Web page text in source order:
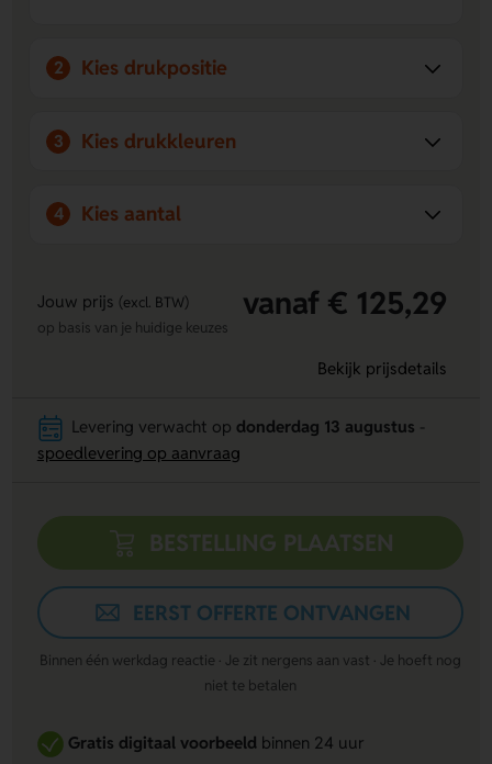
2 Kies drukpositie
3 Kies drukkleuren
4 Kies aantal
Jouw prijs (excl. BTW) vanaf € 125,29
op basis van je huidige keuzes
Bekijk prijsdetails
Levering verwacht op donderdag 13 augustus
spoedlevering op aanvraag
BESTELLING PLAATSEN
EERST OFFERTE ONTVANGEN
Binnen één werkdag reactie · Je zit nergens aan vast · Je hoeft nog
niet te betalen
Gratis digitaal voorbeeldbinnen 24 uur